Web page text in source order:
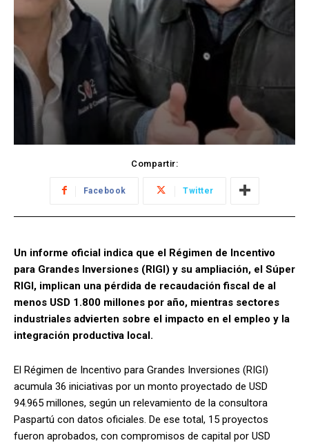
Compartir:
Facebook Twitter
Un informe oficial indica que el Régimen de Incentivo
para Grandes Inversiones (RIGI) y su ampliación, el Súper
RIGI, implican una pérdida de recaudación fiscal de al
menos USD 1.800 millones por año, mientras sectores
industriales advierten sobre el impacto en el empleo y la
integración productiva local.
El Régimen de Incentivo para Grandes Inversiones (RIGI)
acumula 36 iniciativas por un monto proyectado de USD
94.965 millones, según un relevamiento de la consultora
Paspartú con datos oficiales. De ese total, 15 proyectos
fueron aprobados, con compromisos de capital por USD